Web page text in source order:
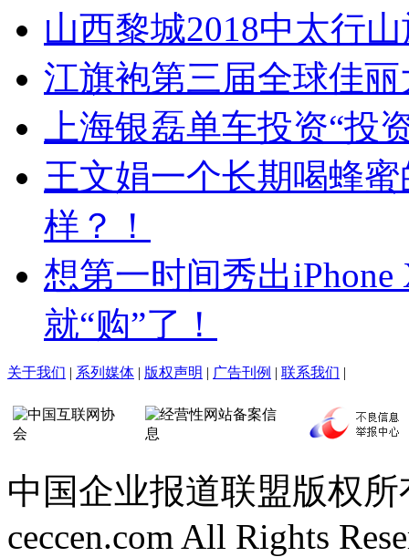
山西黎城2018中太行
江旗袍第三届全球佳
上海银磊单车投资“投
王文娟一个长期喝蜂
样？！
想第一时间秀出
就“购”了！
关于我们 | 系列媒体 | 版权声明 | 广告刊例 | 联系我们 |
中国企业报道联盟版权
ceccen.com All Rights